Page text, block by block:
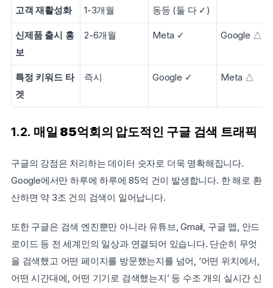
고객 재활성화 1-3개월 동등 (둘 다 ✓)
신제품 출시 홍
보
2-6개월 Meta ✓ Google △
특정 키워드 타
겟
즉시 Google ✓ Meta △
1.2. 매일 85억회의 압도적인 구글 검색 트래픽
구글의 강점은 처리하는 데이터 숫자로 더욱 명확해집니다.
Google에서만 하루에 하루에 85억 건이 발생합니다. 한 해로 환
산하면 약 3조 건의 검색이 일어납니다.
또한 구글은 검색 엔진뿐만 아니라 유튜브, Gmail, 구글 맵, 안드
로이드 등 전 세계인의 일상과 연결되어 있습니다. 단순히 무엇
을 검색했고 어떤 페이지를 방문했는지를 넘어, ‘어떤 위치에서,
어떤 시간대에, 어떤 기기로 검색했는지’ 등 수조 개의 실시간 신